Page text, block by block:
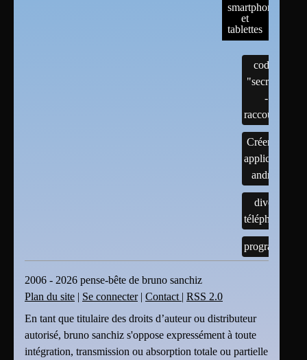
smartphones
et
tablettes
codes
"secrets"
-
raccourcis
Créer une
application
android
divers
téléphones
programmes
2006 - 2026 pense-bête de bruno sanchiz
Plan du site | Se connecter| Contact | RSS 2.0
En tant que titulaire des droits d’auteur ou distributeur
autorisé, bruno sanchiz s'oppose expressément à toute
intégration, transmission ou absorption totale ou partielle